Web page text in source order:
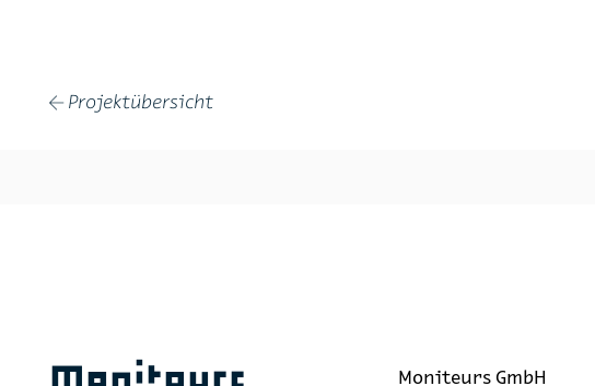
← Projektübersicht
Moni­teurs GmbH